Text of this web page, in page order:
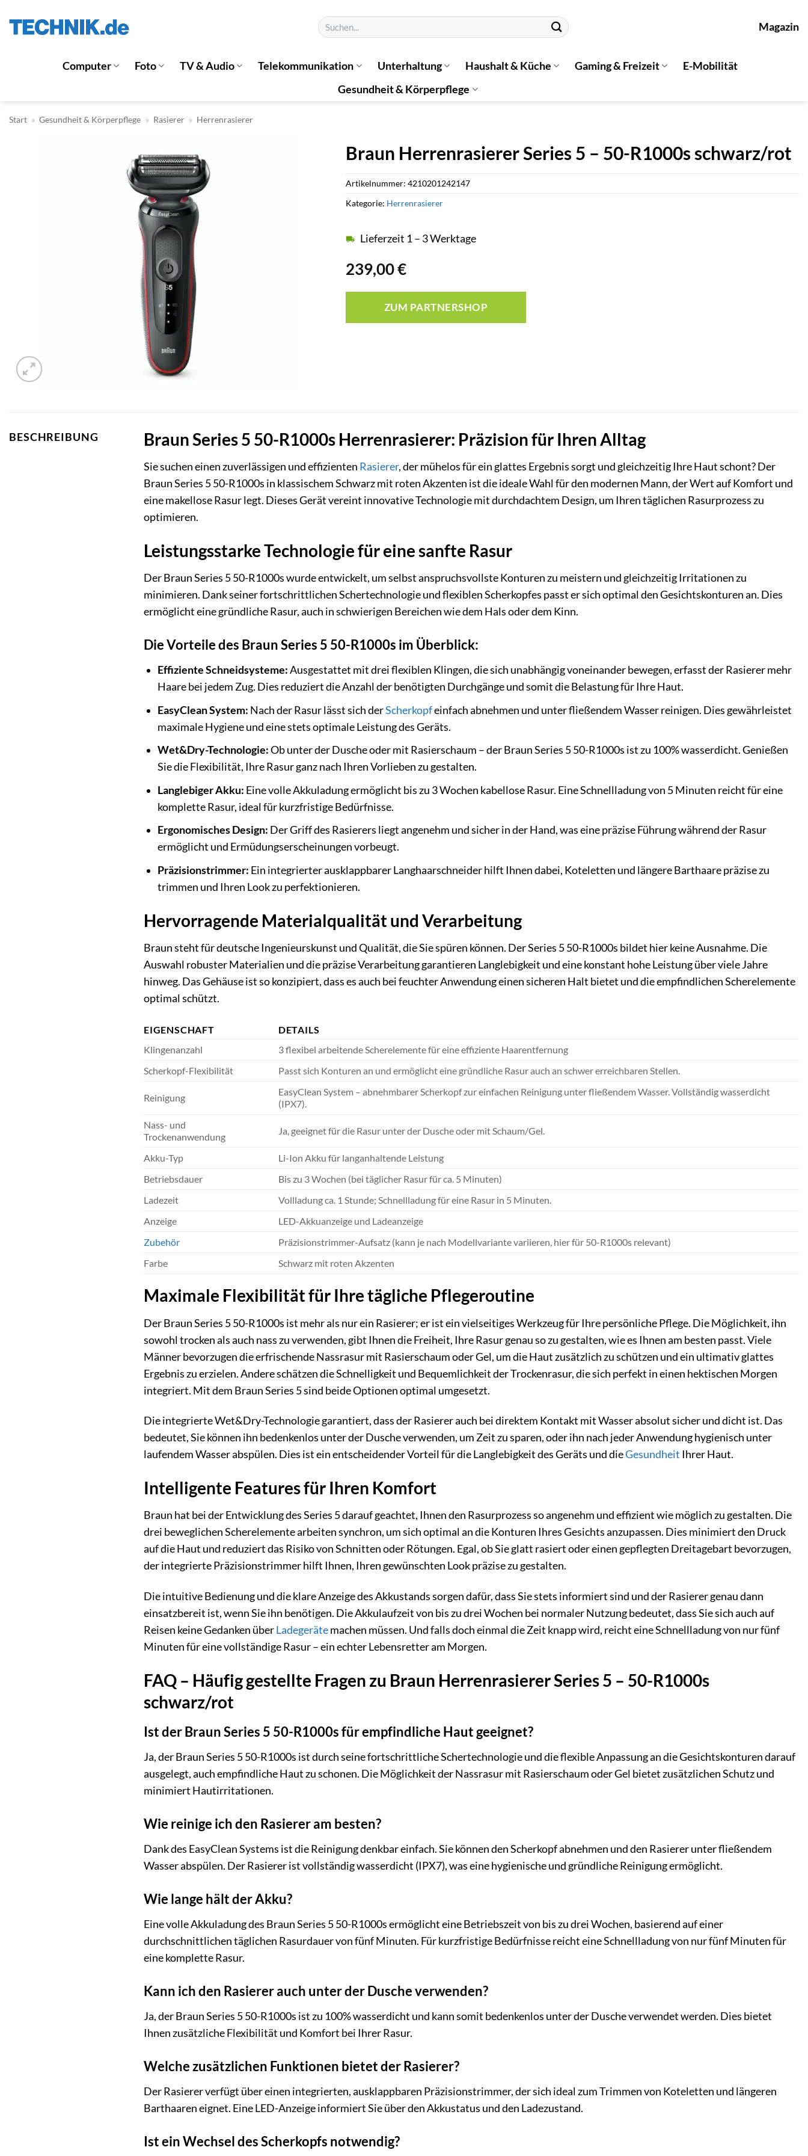
Inhalt
Suchen
nach:
Magazin
Computer Foto TV & Audio Telekommunikation Unterhaltung Haushalt & Küche Gaming & Freizeit
E-Mobilität
Gesundheit & Körperpflege
Start » Gesundheit & Körperpflege » Rasierer » Herrenrasierer
Braun Herrenrasierer Series 5 – 50-R1000s schwarz/rot
239,00€
Lieferzeit 1 – 3 Werktage
ZUM PARTNERSHOP
Artikelnummer: 4210201242147
Kategorie: Herrenrasierer
BESCHREIBUNG Braun Series 5 50-R1000s Herrenrasierer: Präzision für Ihren Alltag
Sie suchen einen zuverlässigen und effizienten Rasierer, der mühelos für ein glattes Ergebnis sorgt und gleichzeitig Ihre Haut schont? Der
Braun Series 5 50-R1000s in klassischem Schwarz mit roten Akzenten ist die ideale Wahl für den modernen Mann, der Wert auf Komfort und
eine makellose Rasur legt. Dieses Gerät vereint innovative Technologie mit durchdachtem Design, um Ihren täglichen Rasurprozess zu
optimieren.
Leistungsstarke Technologie für eine sanfte Rasur
Der Braun Series 5 50-R1000s wurde entwickelt, um selbst anspruchsvollste Konturen zu meistern und gleichzeitig Irritationen zu
minimieren. Dank seiner fortschrittlichen Schertechnologie und flexiblen Scherkopfes passt er sich optimal den Gesichtskonturen an. Dies
ermöglicht eine gründliche Rasur, auch in schwierigen Bereichen wie dem Hals oder dem Kinn.
Die Vorteile des Braun Series 5 50-R1000s im Überblick:
Effiziente Schneidsysteme:Ausgestattet mit drei flexiblen Klingen, die sich unabhängig voneinander bewegen, erfasst der Rasierer mehr
Haare bei jedem Zug. Dies reduziert die Anzahl der benötigten Durchgänge und somit die Belastung für Ihre Haut.
EasyClean System: Nach der Rasur lässt sich derScherkopfeinfach abnehmen und unter fließendem Wasser reinigen. Dies gewährleistet
maximale Hygiene und eine stets optimale Leistung des Geräts.
Wet&Dry-Technologie:Ob unter der Dusche oder mit Rasierschaum – der Braun Series 5 50-R1000s ist zu 100% wasserdicht. Genießen
Sie die Flexibilität, Ihre Rasur ganz nach Ihren Vorlieben zu gestalten.
Langlebiger Akku: Eine volle Akkuladung ermöglicht bis zu 3 Wochen kabellose Rasur. Eine Schnellladung von 5 Minuten reicht für eine
komplette Rasur, ideal für kurzfristige Bedürfnisse.
Ergonomisches Design: Der Griff des Rasierers liegt angenehm und sicher in der Hand, was eine präzise Führung während der Rasur
ermöglicht und Ermüdungserscheinungen vorbeugt.
Präzisionstrimmer: Ein integrierter ausklappbarer Langhaarschneider hilft Ihnen dabei, Koteletten und längere Barthaare präzise zu
trimmen und Ihren Look zu perfektionieren.
Hervorragende Materialqualität und Verarbeitung
Braun steht für deutsche Ingenieurskunst und Qualität, die Sie spüren können. Der Series 5 50-R1000s bildet hier keine Ausnahme. Die
Auswahl robuster Materialien und die präzise Verarbeitung garantieren Langlebigkeit und eine konstant hohe Leistung über viele Jahre
hinweg. Das Gehäuse ist so konzipiert, dass es auch bei feuchter Anwendung einen sicheren Halt bietet und die empfindlichen Scherelemente
optimal schützt.
EIGENSCHAFT
DETAILS
Klingenanzahl
3 flexibel arbeitende Scherelemente für eine effiziente Haarentfernung
Scherkopf-Flexibilität
Passt sich Konturen an und ermöglicht eine gründliche Rasur auch an schwer erreichbaren Stellen.
Reinigung
EasyClean System – abnehmbarer Scherkopf zur einfachen Reinigung unter fließendem Wasser. Vollständig wasserdicht
(IPX7).
Nass- und
Trockenanwendung
Ja, geeignet für die Rasur unter der Dusche oder mit Schaum/Gel.
Akku-Typ
Li-Ion Akku für langanhaltende Leistung
Betriebsdauer
Bis zu 3 Wochen (bei täglicher Rasur für ca. 5 Minuten)
Ladezeit
Vollladung ca. 1 Stunde; Schnellladung für eine Rasur in 5 Minuten.
Anzeige
LED-Akkuanzeige und Ladeanzeige
Zubehör
Präzisionstrimmer-Aufsatz (kann je nach Modellvariante variieren, hier für 50-R1000s relevant)
Farbe
Schwarz mit roten Akzenten
Maximale Flexibilität für Ihre tägliche Pflegeroutine
Der Braun Series 5 50-R1000s ist mehr als nur ein Rasierer; er ist ein vielseitiges Werkzeug für Ihre persönliche Pflege. Die Möglichkeit, ihn
sowohl trocken als auch nass zu verwenden, gibt Ihnen die Freiheit, Ihre Rasur genau so zu gestalten, wie es Ihnen am besten passt. Viele
Männer bevorzugen die erfrischende Nassrasur mit Rasierschaum oder Gel, um die Haut zusätzlich zu schützen und ein ultimativ glattes
Ergebnis zu erzielen. Andere schätzen die Schnelligkeit und Bequemlichkeit der Trockenrasur, die sich perfekt in einen hektischen Morgen
integriert. Mit dem Braun Series 5 sind beide Optionen optimal umgesetzt.
Die integrierte Wet&Dry-Technologie garantiert, dass der Rasierer auch bei direktem Kontakt mit Wasser absolut sicher und dicht ist. Das
bedeutet, Sie können ihn bedenkenlos unter der Dusche verwenden, um Zeit zu sparen, oder ihn nach jeder Anwendung hygienisch unter
laufendem Wasser abspülen. Dies ist ein entscheidender Vorteil für die Langlebigkeit des Geräts und dieGesundheit Ihrer Haut.
Intelligente Features für Ihren Komfort
Braun hat bei der Entwicklung des Series 5 darauf geachtet, Ihnen den Rasurprozess so angenehm und effizient wie möglich zu gestalten. Die
drei beweglichen Scherelemente arbeiten synchron, um sich optimal an die Konturen Ihres Gesichts anzupassen. Dies minimiert den Druck
auf die Haut und reduziert das Risiko von Schnitten oder Rötungen. Egal, ob Sie glatt rasiert oder einen gepflegten Dreitagebart bevorzugen,
der integrierte Präzisionstrimmer hilft Ihnen, Ihren gewünschten Look präzise zu gestalten.
Die intuitive Bedienung und die klare Anzeige des Akkustands sorgen dafür, dass Sie stets informiert sind und der Rasierer genau dann
einsatzbereit ist, wenn Sie ihn benötigen. Die Akkulaufzeit von bis zu drei Wochen bei normaler Nutzung bedeutet, dass Sie sich auch auf
Reisen keine Gedanken überLadegerätemachen müssen. Und falls doch einmal die Zeit knapp wird, reicht eine Schnellladung von nur fünf
Minuten für eine vollständige Rasur – ein echter Lebensretter am Morgen.
FAQ – Häufig gestellte Fragen zu Braun Herrenrasierer Series 5 – 50-R1000s
schwarz/rot
Ist der Braun Series 5 50-R1000s für empfindliche Haut geeignet?
Ja, der Braun Series 5 50-R1000s ist durch seine fortschrittliche Schertechnologie und die flexible Anpassung an die Gesichtskonturen darauf
ausgelegt, auch empfindliche Haut zu schonen. Die Möglichkeit der Nassrasur mit Rasierschaum oder Gel bietet zusätzlichen Schutz und
minimiert Hautirritationen.
Wie reinige ich den Rasierer am besten?
Dank des EasyClean Systems ist die Reinigung denkbar einfach. Sie können den Scherkopf abnehmen und den Rasierer unter fließendem
Wasser abspülen. Der Rasierer ist vollständig wasserdicht (IPX7), was eine hygienische und gründliche Reinigung ermöglicht.
Wie lange hält der Akku?
Eine volle Akkuladung des Braun Series 5 50-R1000s ermöglicht eine Betriebszeit von bis zu drei Wochen, basierend auf einer
durchschnittlichen täglichen Rasurdauer von fünf Minuten. Für kurzfristige Bedürfnisse reicht eine Schnellladung von nur fünf Minuten für
eine komplette Rasur.
Kann ich den Rasierer auch unter der Dusche verwenden?
Ja, der Braun Series 5 50-R1000s ist zu 100% wasserdicht und kann somit bedenkenlos unter der Dusche verwendet werden. Dies bietet
Ihnen zusätzliche Flexibilität und Komfort bei Ihrer Rasur.
Welche zusätzlichen Funktionen bietet der Rasierer?
Der Rasierer verfügt über einen integrierten, ausklappbaren Präzisionstrimmer, der sich ideal zum Trimmen von Koteletten und längeren
Barthaaren eignet. Eine LED-Anzeige informiert Sie über den Akkustatus und den Ladezustand.
Ist ein Wechsel des Scherkopfs notwendig?